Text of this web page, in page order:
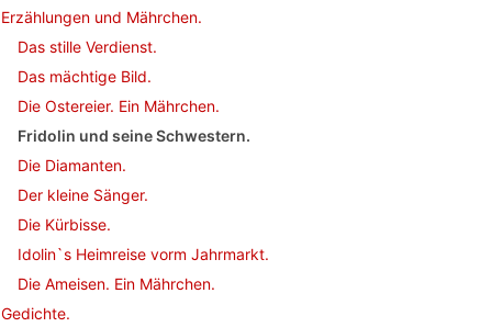
Erzählungen und Mährchen.
Das stille Verdienst.
Das mächtige Bild.
Die Ostereier. Ein Mährchen.
Fridolin und seine Schwestern.
Die Diamanten.
Der kleine Sänger.
Die Kürbisse.
Idolin`s Heimreise vorm Jahrmarkt.
Die Ameisen. Ein Mährchen.
Gedichte.